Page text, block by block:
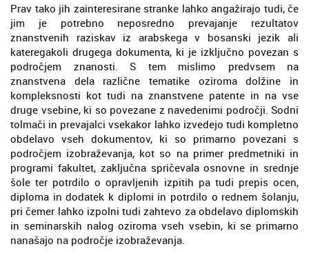
Prav tako jih zainteresirane stranke lahko angažirajo tudi, če
jim je potrebno neposredno prevajanje rezultatov
znanstvenih raziskav iz arabskega v bosanski jezik ali
kateregakoli drugega dokumenta, ki je izključno povezan s
področjem znanosti. S tem mislimo predvsem na
znanstvena dela različne tematike oziroma dolžine in
kompleksnosti kot tudi na znanstvene patente in na vse
druge vsebine, ki so povezane z navedenimi področji. Sodni
tolmači in prevajalci vsekakor lahko izvedejo tudi kompletno
obdelavo vseh dokumentov, ki so primarno povezani s
področjem izobraževanja, kot so na primer predmetniki in
programi fakultet, zaključna spričevala osnovne in srednje
šole ter potrdilo o opravljenih izpitih pa tudi prepis ocen,
diploma in dodatek k diplomi in potrdilo o rednem šolanju,
pri čemer lahko izpolni tudi zahtevo za obdelavo diplomskih
in seminarskih nalog oziroma vseh vsebin, ki se primarno
nanašajo na področje izobraževanja.